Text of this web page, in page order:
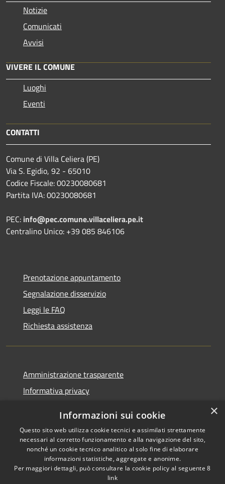
Notizie
Comunicati
Avvisi
VIVERE IL COMUNE
Luoghi
Eventi
CONTATTI
Comune di Villa Celiera (PE)
Via S. Egidio, 92 - 65010
Codice Fiscale: 00230080681
Partita IVA: 00230080681
PEC: info@pec.comune.villaceliera.pe.it
Centralino Unico: +39 085 846106
Prenotazione appuntamento
Segnalazione disservizio
Leggi le FAQ
Richiesta assistenza
Amministrazione trasparente
Informativa privacy
Dichiarazione di accessibilità
RSS
Copyright © 2026 • Comune di
×
Informazioni sui cookie
Questo sito web utilizza cookie tecnici e assimilati strettamente
necessari al corretto funzionamento e alla navigazione del sito,
nonché un cookie tecnico analitico al solo fine di elaborare
informazioni statistiche, aggregate e anonime.
Per maggiori dettagli, può consultare la cookie policy al seguente8
link